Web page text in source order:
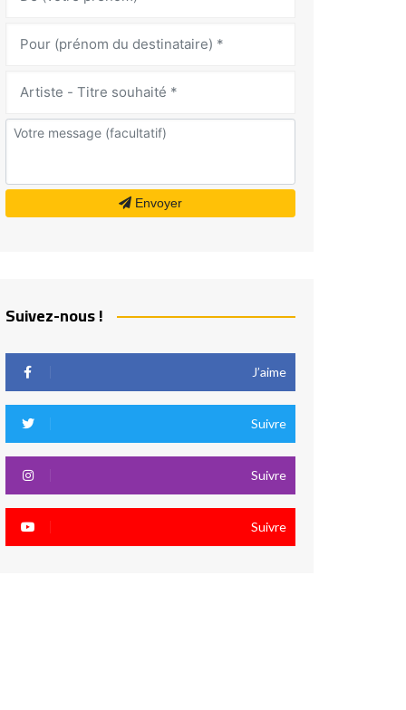
Envoyer
Suivez-nous !
J’aime
Suivre
Suivre
Suivre